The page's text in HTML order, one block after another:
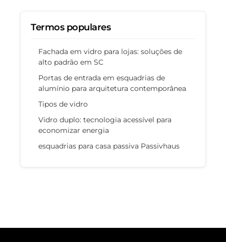
Termos populares
Fachada em vidro para lojas: soluções de
alto padrão em SC
Portas de entrada em esquadrias de
alumínio para arquitetura contemporânea
Tipos de vidro
Vidro duplo: tecnologia acessível para
economizar energia
esquadrias para casa passiva Passivhaus